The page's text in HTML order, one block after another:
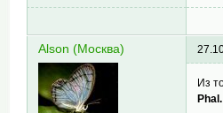
Alson (Москва)
Из